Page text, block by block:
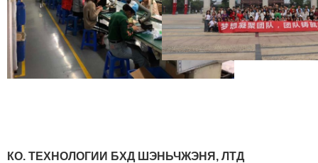
КО. ТЕХНОЛОГИИ БХД ШЭНЬЧЖЭНЯ, ЛТД